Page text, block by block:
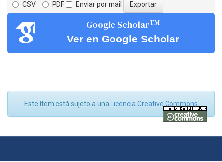
CSV
PDF Enviar por mail
Google ScholarTM
Ver en Google Scholar
Este ítem está sujeto a una Licencia Creative Commons